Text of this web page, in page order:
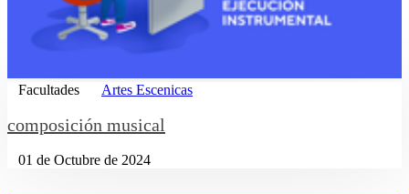
Facultades Artes Escenicas
composición musical
01 de Octubre de 2024